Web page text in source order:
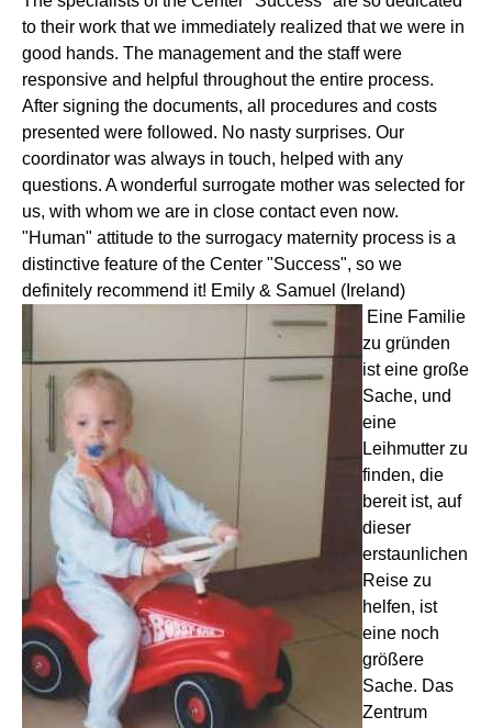
to their work that we immediately realized that we were in
good hands. The management and the staff were
responsive and helpful throughout the entire process.
After signing the documents, all procedures and costs
presented were followed. No nasty surprises. Our
coordinator was always in touch, helped with any
questions. A wonderful surrogate mother was selected for
us, with whom we are in close contact even now.
"Human" attitude to the surrogacy maternity process is a
distinctive feature of the Center "Success", so we
definitely recommend it! Emily & Samuel (Ireland)
Eine Familie
zu gründen
ist eine große
Sache, und
eine
Leihmutter zu
finden, die
bereit ist, auf
dieser
erstaunlichen
Reise zu
helfen, ist
eine noch
größere
Sache. Das
Zentrum